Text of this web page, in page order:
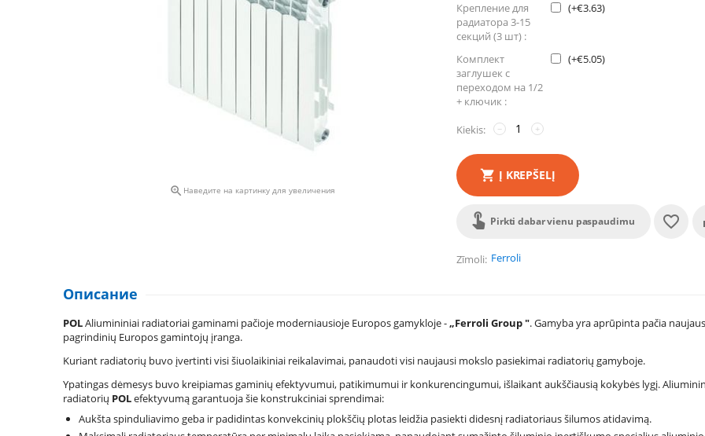
 Наведите на картинку для увеличения
Крепление для
радиатора 3-15
секций (3 шт) :
(+€3.63)
Комплект
заглушек с
переходом на 1/2
+ ключик :
(+€5.05)
Kiekis: +
−
Į KREPŠELĮ
Pirkti dabar vienu paspaudimu
Zīmoli Ferroli
Описание
POLAliumininiai radiatoriai gaminami pačioje moderniausioje Europos gamykloje -„Ferroli Group ". Gamyba yra aprūpinta pačia
pagrindinių Europos gamintojų įranga.
Kuriant radiatorių buvo įvertinti visi šiuolaikiniai reikalavimai, panaudoti visi naujausi mokslo pasiekimai radiatorių gamyboje.
Ypatingas dėmesys buvo kreipiamas gaminių efektyvumui, patikimumui ir konkurencingumui, išlaikant aukščiausią kokybės lygį.
radiatorių POLefektyvumą garantuoja šie konstrukciniai sprendimai:
Aukšta spinduliavimo geba ir padidintas konvekcinių plokščių plotas leidžia pasiekti didesnį radiatoriaus šilumos atidavimą.